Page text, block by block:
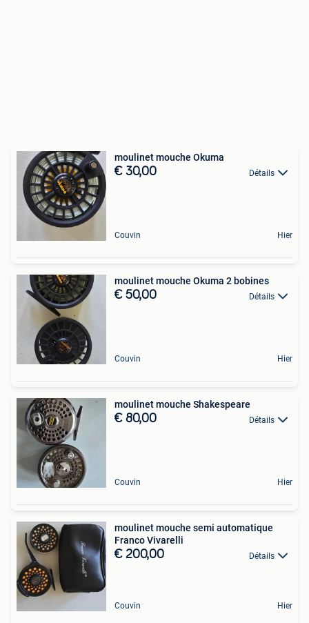
moulinet mouche Okuma
€ 30,00 Détails
Couvin Hier
moulinet mouche Okuma 2 bobines
€ 50,00 Détails
Couvin Hier
moulinet mouche Shakespeare
€ 80,00 Détails
Couvin Hier
moulinet mouche semi automatique
Franco Vivarelli
€ 200,00 Détails
Couvin Hier